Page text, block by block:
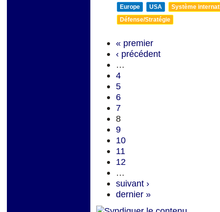
Europe USA
Système
Défense/Stratégie
« premier
‹ précédent
…
4
5
6
7
8
9
10
11
12
…
suivant ›
dernier »